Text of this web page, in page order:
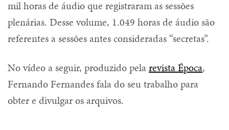
mil horas de áudio que registraram as sessões
plenárias. Desse volume, 1.049 horas de áudio são
referentes a sessões antes consideradas “secretas”.
No vídeo a seguir, produzido pelarevista Época,
Fernando Fernandes fala do seu trabalho para
obter e divulgar os arquivos.